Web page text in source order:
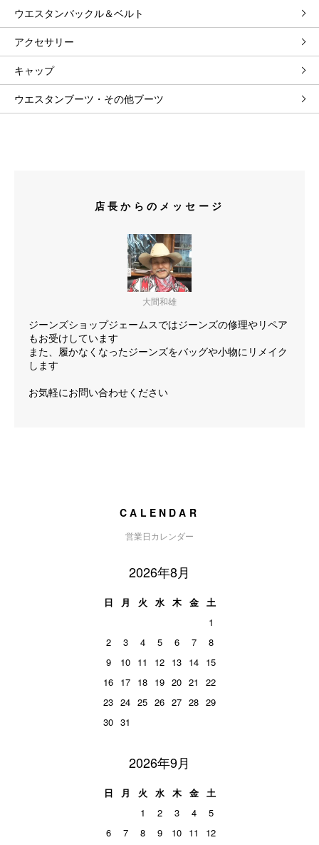
ウエスタンバックル＆ベルト
アクセサリー
キャップ
ウエスタンブーツ・その他ブーツ
店長からのメッセージ
大間和雄
ジーンズショップジェームスではジーンズの修理やリペア
もお受けしています
また、履かなくなったジーンズをバッグや小物にリメイク
します
お気軽にお問い合わせください
CALENDAR
営業日カレンダー
2026年8月
日 月 火 水 木 金
土
1
2
3 4 5 6 7
8
9
10 11 12 13 14 15
16 17 18 19 20 21
22
23 24 25 26 27 28 29
30 31
2026年9月
日 月 火 水 木 金
土
1
2 3 4
5
6
7 8 9 10 11
12